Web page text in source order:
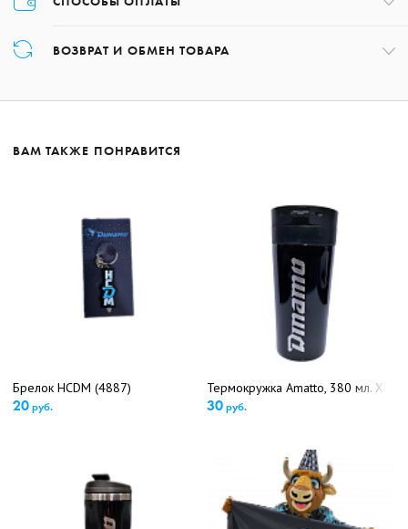
заказа.
ВОЗВРАТ И ОБМЕН ТОВАРА
получения заказа, обратившись по номеру +375 17 227-01-97 либо,
ВАМ ТАКЖЕ ПОНРАВИТСЯ
Брелок HCDM (4887)
20руб.
Термокружка Amatto, 380 мл. ХК
30 руб.